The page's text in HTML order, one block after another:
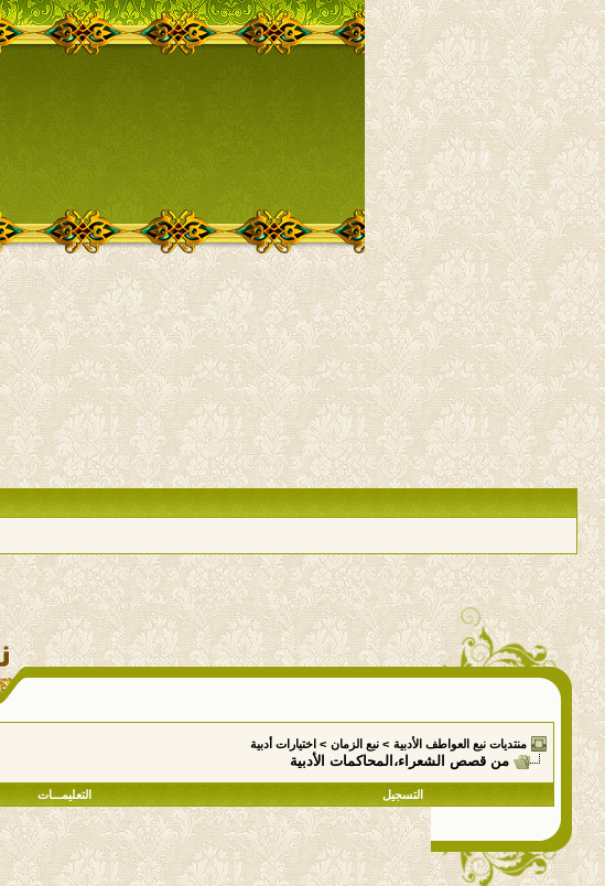
منتديات نبع العواطف الأدبية > نبع الزمان > اختيارات أدبية
من قصص الشعراء،المحاكمات الأدبية
التسجيل التعليمـــات